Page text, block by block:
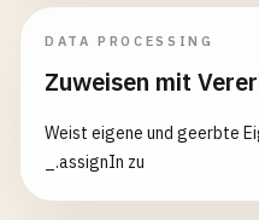
DATA PROCESSING
Zuweisen mit
Weist eigene und geerbte
_.assignIn zu